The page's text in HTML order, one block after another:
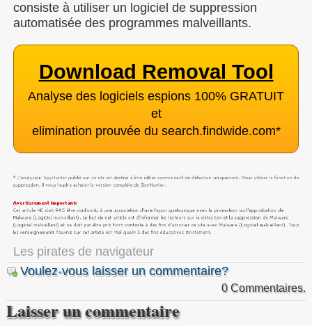
consiste à utiliser un logiciel de suppression
automatisée des programmes malveillants.
Download Removal Tool
Analyse des logiciels espions 100% GRATUIT
et
elimination prouvée du search.findwide.com*
Les pirates de navigateur
Voulez-vous laisser un commentaire?
0 Commentaires.
Laisser un commentaire